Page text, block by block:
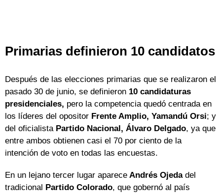
Primarias definieron 10 candidatos
Después de las elecciones primarias que se realizaron el
pasado 30 de junio, se definieron 10 candidaturas
presidenciales, pero la competencia quedó centrada en
los líderes del opositor Frente Amplio, Yamandú Orsi; y
del oficialista Partido Nacional, Álvaro Delgado, ya que
entre ambos obtienen casi el 70 por ciento de la
intención de voto en todas las encuestas.
En un lejano tercer lugar aparece Andrés Ojedadel
tradicional Partido Colorado, que gobernó al país